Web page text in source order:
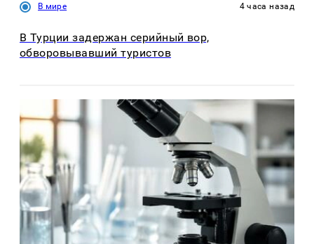
В мире 4 часа назад
В Турции задержан серийный вор,
обворовывавший туристов